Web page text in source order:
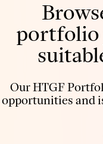
portfolio
Our HTGF
opportunities and